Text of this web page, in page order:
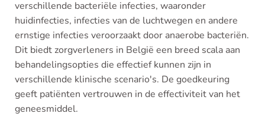
verschillende bacteriële infecties, waaronder
huidinfecties, infecties van de luchtwegen en andere
ernstige infecties veroorzaakt door anaerobe bacteriën.
Dit biedt zorgverleners in België een breed scala aan
behandelingsopties die effectief kunnen zijn in
verschillende klinische scenario's. De goedkeuring
geeft patiënten vertrouwen in de effectiviteit van het
geneesmiddel.